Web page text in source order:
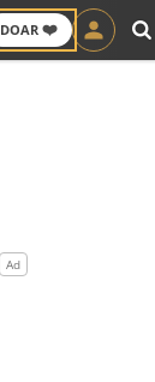
DOAR ❤️